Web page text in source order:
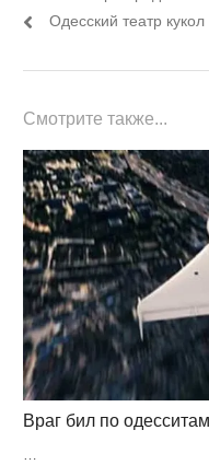
Одесский театр кукол
Смотрите также...
Враг бил по
…